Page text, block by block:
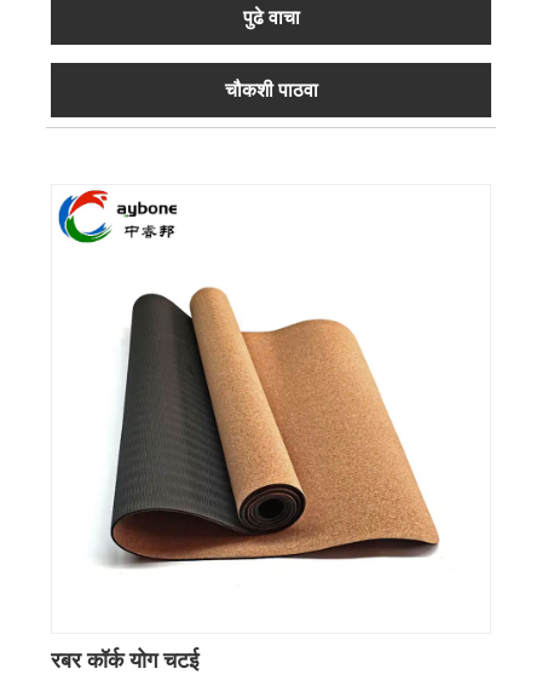
पुढे वाचा
चौकशी पाठवा
रबर कॉर्क योग चटई